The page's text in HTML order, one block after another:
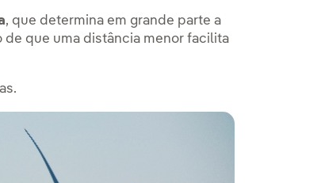
, que determina em grande parte a
que uma distância menor facilita